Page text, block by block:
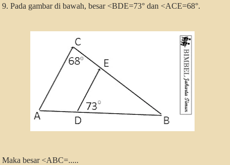
9. Pada gambar di bawah, besar <BDE=73° dan <ACE=68°.
Maka besar <ABC=.....